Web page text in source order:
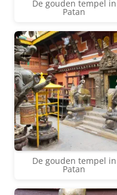
De gouden tempel in
Patan
De gouden tempel in
Patan